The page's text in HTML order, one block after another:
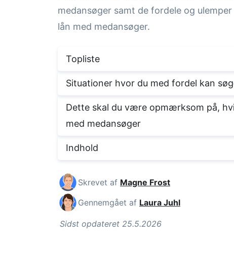
medansøger samt de fordele og
lån med medansøger.
Topliste
Situationer hvor du med fordel kan
Dette skal du være opmærksom på,
med medansøger
Indhold
Skrevet af Magne Frost
Gennemgået af Laura Juhl
Sidst opdateret 25.5.2026